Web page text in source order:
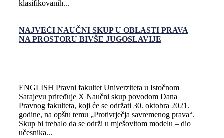
klasifikovanih...
NAJVEĆI NAUČNI SKUP U OBLASTI PRAVA
NA PROSTORU BIVŠE JUGOSLAVIJE
ENGLISH Pravni fakultet Univerziteta u Istočnom
Sarajevu priređuje X Naučni skup povodom Dana
Pravnog fakulteta, koji će se održati 30. oktobra 2021.
godine, na opštu temu „Protivrječja savremenog prava“.
Skup bi trebalo da se održi u mješovitom modelu – dio
učesnika...